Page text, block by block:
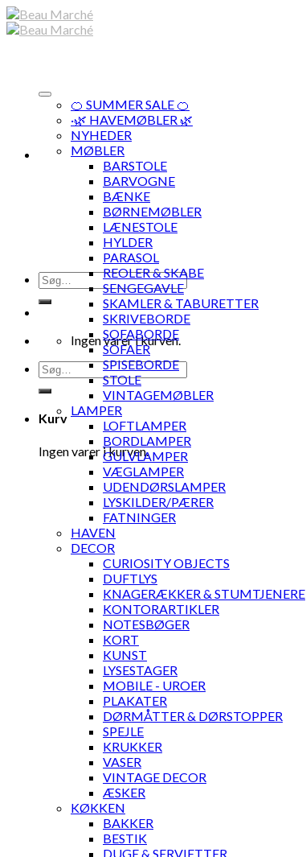
Skip
to
Søg
efter:
Ingen varer i kurven.
Søg
efter:
Kurv
Ingen varer i kurven.
🍊 SUMMER SALE 🍊
·🌿 HAVEMØBLER 🌿
NYHEDER
MØBLER
BARSTOLE
BARVOGNE
BÆNKE
BØRNEMØBLER
LÆNESTOLE
HYLDER
PARASOL
REOLER & SKABE
SENGEGAVLE
SKAMLER & TABURETTER
SKRIVEBORDE
SOFABORDE
SOFAER
SPISEBORDE
STOLE
VINTAGEMØBLER
LAMPER
LOFTLAMPER
BORDLAMPER
GULVLAMPER
VÆGLAMPER
UDENDØRSLAMPER
LYSKILDER/PÆRER
FATNINGER
HAVEN
DECOR
CURIOSITY OBJECTS
DUFTLYS
KNAGERÆKKER & STUMTJENERE
KONTORARTIKLER
NOTESBØGER
KORT
KUNST
LYSESTAGER
MOBILE - UROER
PLAKATER
DØRMÅTTER & DØRSTOPPER
SPEJLE
KRUKKER
VASER
VINTAGE DECOR
ÆSKER
KØKKEN
BAKKER
BESTIK
DUGE & SERVIETTER